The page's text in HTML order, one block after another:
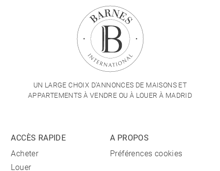
UN LARGE CHOIX D'ANNONCES DE MAISONS ET
APPARTEMENTS À VENDRE OU À LOUER À MADRID
ACCÈS RAPIDE
Acheter
Louer
A PROPOS
Préférences cookies